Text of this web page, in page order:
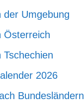
der Umgebung
Österreich
Tschechien
2026
Bundesländern